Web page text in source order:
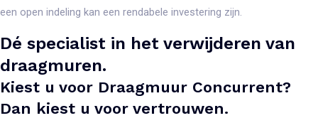
een open indeling kan een rendabele investering zijn.
Dé specialist in het verwijderen van
draagmuren.
Kiest u voor Draagmuur Concurrent?
Dan kiest u voor vertrouwen.